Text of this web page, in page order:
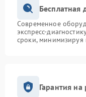
Бесплатная
Современное
экспресс-
сроки, минимизируя
Гарантия на